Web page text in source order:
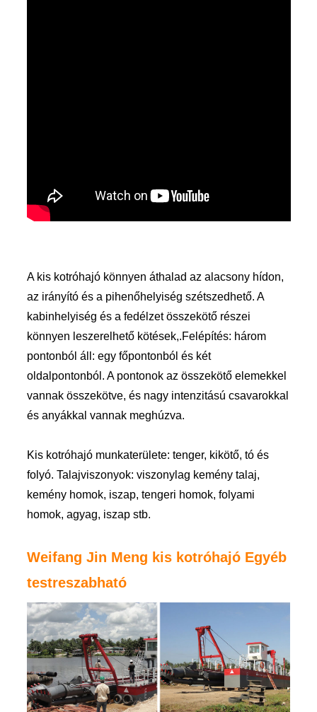
A kis kotróhajó könnyen áthalad az alacsony hídon,
az irányító és a pihenőhelyiség szétszedhető. A
kabinhelyiség és a fedélzet összekötő részei
könnyen leszerelhető kötések,.Felépítés: három
pontonból áll: egy főpontonból és két
oldalpontonból. A pontonok az összekötő elemekkel
vannak összekötve, és nagy intenzitású csavarokkal
és anyákkal vannak meghúzva.
Kis kotróhajó munkaterülete: tenger, kikötő, tó és
folyó. Talajviszonyok: viszonylag kemény talaj,
kemény homok, iszap, tengeri homok, folyami
homok, agyag, iszap stb.
Weifang Jin Meng kis kotróhajó Egyéb
testreszabható